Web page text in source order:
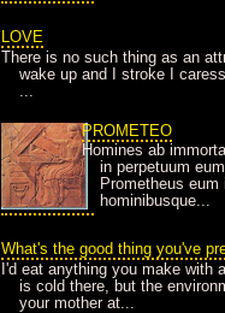
LOVE
There is no such thing as an
wake up and I stroke I
...
PROMETEO
Homines ab
in perpetuum
Prometheus
hominibusque...
What's the good thing you've
I'd eat anything you make with
is cold there, but the
your mother at...